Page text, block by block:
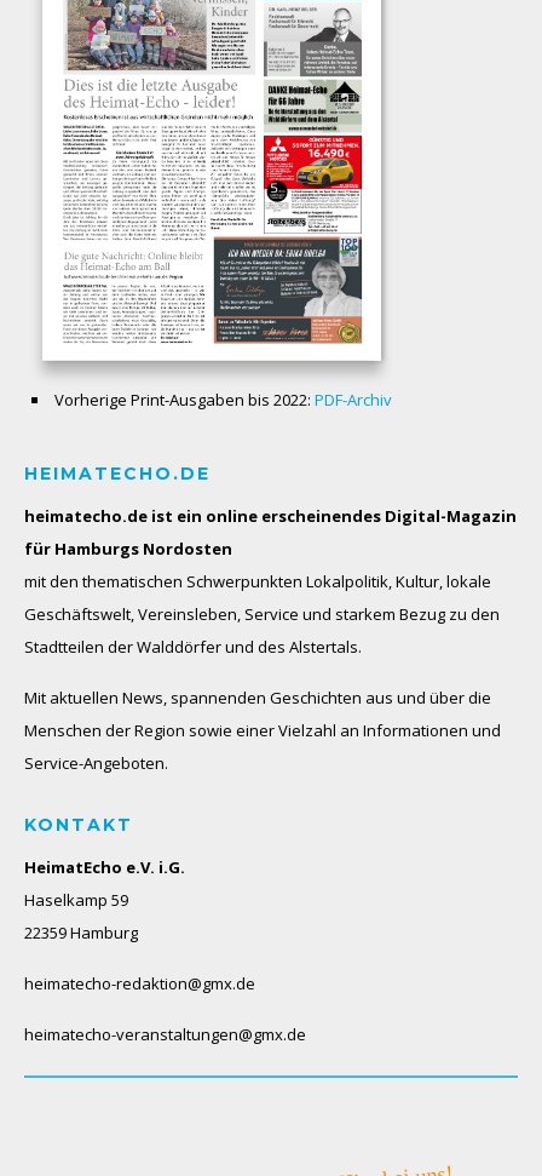
Vorherige Print-Ausgaben bis 2022: PDF-Archiv
HEIMATECHO.DE
heimatecho.de ist ein online erscheinendes Digital-Magazin
für Hamburgs Nordosten
mit den thematischen Schwerpunkten Lokalpolitik, Kultur, lokale
Geschäftswelt, Vereinsleben, Service und starkem Bezug zu den
Stadtteilen der Walddörfer und des Alstertals.
Mit aktuellen News, spannenden Geschichten aus und über die
Menschen der Region sowie einer Vielzahl an Informationen und
Service-Angeboten.
KONTAKT
HeimatEcho e.V. i.G.
Haselkamp 59
22359 Hamburg
heimatecho-redaktion@gmx.de
heimatecho-veranstaltungen@gmx.de